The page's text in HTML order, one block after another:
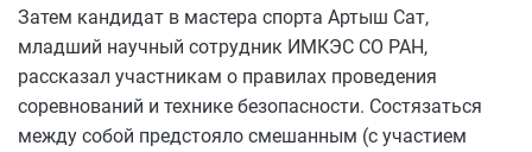
Затем кандидат в мастера спорта Артыш Сат,
младший научный сотрудник ИМКЭС СО РАН,
рассказал участникам о правилах проведения
соревнований и технике безопасности. Состязаться
между собой предстояло смешанным (с участием